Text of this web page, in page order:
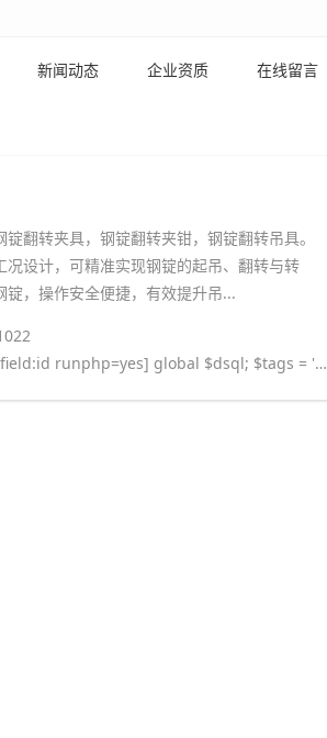
新闻动态 企业资质 在线留言
翻转夹具，钢锭翻转夹钳，钢锭翻转吊具。
设计，可精准实现钢锭的起吊、翻转与转
，操作安全便捷，有效提升吊...
[field:id runphp=yes] global $dsql; $tags = ''; $query = "SELECT tag FROM `#@__taglist` WHERE aid='@me' "; $dsql->Execute('tag',$query); while($row = $dsql->GetArray('tag')) { $tags .= "#